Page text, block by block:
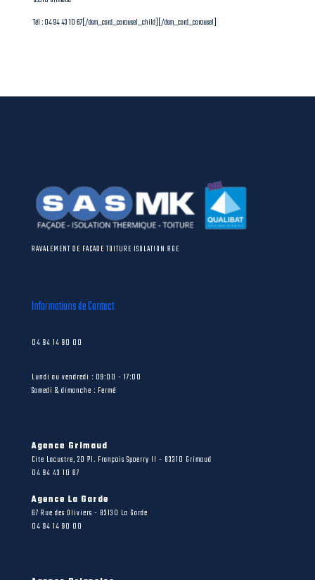
Tél : 04 94 43 10 67[/dsm_card_carousel_child][/dsm_card_carousel]
RAVALEMENT DE FACADE TOITURE ISOLATION RGE
Informations de Contact
04 94 14 90 00
Lundi au vendredi : 09:00 - 17:00
Samedi & dimanche : Fermé
Agence Grimaud
Cite Lacustre, 20 Pl. François Spoerry II - 83310 Grimaud
04 94 43 10 67
Agence La Garde
67 Rue des Oliviers - 83130 La Garde
04 94 14 90 00